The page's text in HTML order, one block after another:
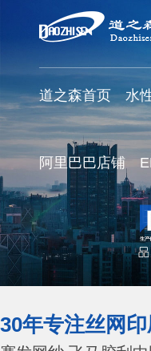
道之森首页 水
阿里巴巴店铺
30年专注丝网